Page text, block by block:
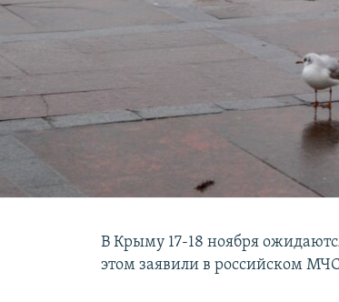
В Крыму 17-18 ноября
этом заявили в российском